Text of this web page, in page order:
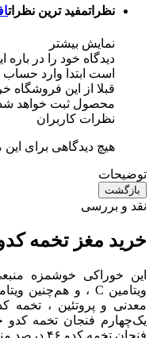
نظراتمفید ترین نظرات
نمایش بیشتر
دیدگاه خود را در باره
است ابتدا وارد
قبلا از این فروشگاه
محصول ثبت خواهد
نظرات کاربران
هیچ دیدگاهی برای
توضیحات
بازگشت
نقد و بررسی
خرید مغز تخمه
معدنی و پروتئین ،